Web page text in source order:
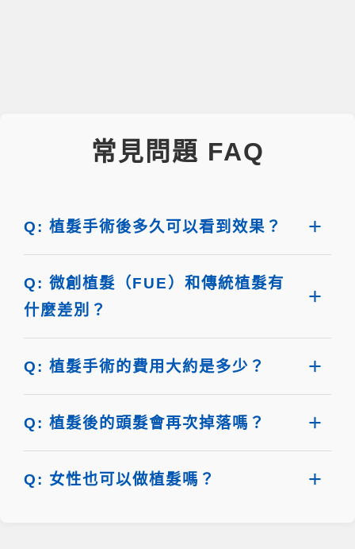
常見問題 FAQ
Q: 植髮手術後多久可以看到效果？
Q: 微創植髮（FUE）和傳統植髮有
什麼差別？
Q: 植髮手術的費用大約是多少？
Q: 植髮後的頭髮會再次掉落嗎？
Q: 女性也可以做植髮嗎？